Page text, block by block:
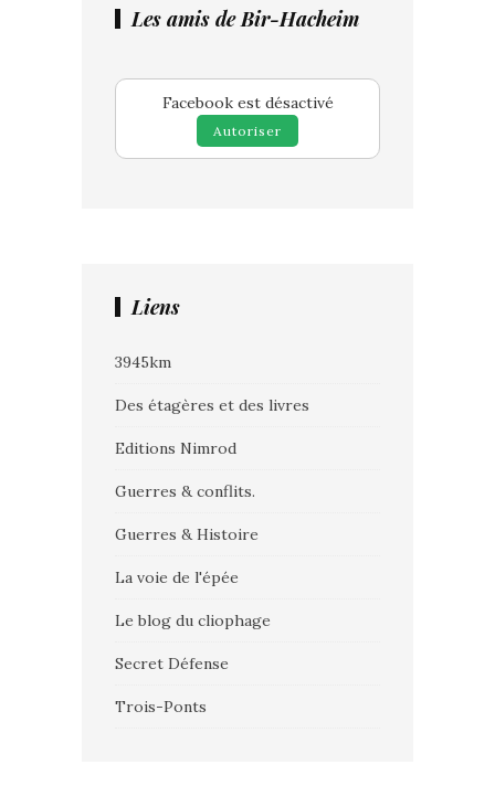
Les amis de Bir-Hacheim
Facebook est désactivé
Autoriser
Liens
3945km
Des étagères et des livres
Editions Nimrod
Guerres & conflits.
Guerres & Histoire
La voie de l'épée
Le blog du cliophage
Secret Défense
Trois-Ponts